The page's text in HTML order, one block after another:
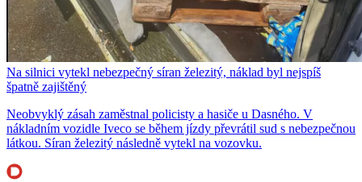
Na silnici vytekl nebezpečný síran železitý, náklad byl nejspíš
špatně zajištěný
Neobvyklý zásah zaměstnal policisty a hasiče u Dasného. V
nákladním vozidle Iveco se během jízdy převrátil sud s nebezpečnou
látkou. Síran železitý následně vytekl na vozovku.